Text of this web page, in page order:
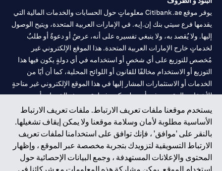
يستخدم موقعنا ملفات تعريف الارتباط. ملفات تعريف الارتباط
الأساسية مطلوبة لأمان وسلامة موقعنا ولا يمكن إيقاف تشغيلها.
بالنقر على 'موافق' ، فإنك توافق على استخدامنا لملفات تعريف
الارتباط التسويقية لتزويدك بتجربة مخصصة عبر الموقع ، وإظهار
المحتوى والإعلانات المستهدفة ، وجمع البيانات الإحصائية حول
يوفر موقع Citibank.ae معلوماتٍ حول الحسابات والخدمات المالية التي
يقدمها فرع سيتي بنك إن.إيه. في الإمارات العربية المتحدة، ويتيح الوصول
إليها. ولا يُقصد به، ولا ينبغي تفسيره على أنه، عرضٌ أو دعوةٌ أو طلبٌ
لخدماتٍ خارج الإمارات العربية المتحدة. هذا الموقع الإلكتروني غير
مُخصص للتوزيع على أي شخصٍ أو استخدامه في أي دولةٍ يكون فيها هذا
التوزيع أو الاستخدام مخالفًا للقانون أو اللوائح المحلية، كما أن أيًا من
الخدمات أو الاستثمارات المشار إليها في هذا الموقع الإلكتروني غير متاحةٍ
للأشخاص المقيمين في أي دولةٍ يكون فيها تقديم هذه الخدمات أو
الاستثمارات مخالفًا للقانون أو اللوائح المحلية.
سيتي بنك هي علامة خدمة لشركة Citigroup Inc. أو .Citibank N.A ،
مستخدمة ومسجلة في جميع أنحاء العالم.
سيتي بنك إن. إيه. الإمارات مسجل لدى مصرف الإمارات المركزي تحت